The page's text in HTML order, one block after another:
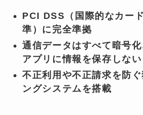
PCI DSS（国際的なカー
準）に完全準拠
通信データはすべて暗号
アプリに情報を保存しない
不正利用や不正請求を防
ングシステムを搭載